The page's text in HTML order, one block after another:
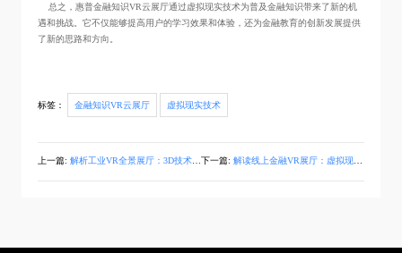
总之，惠普金融知识VR云展厅通过虚拟现实技术为普及金融知识带来了新的机
遇和挑战。它不仅能够提高用户的学习效果和体验，还为金融教育的创新发展提供
了新的思路和方向。
标签： 金融知识VR云展厅 虚拟现实技术
上一篇: 解析工业VR全景展厅：3D技术与3D建模技术的创新融合优势 下一篇: 解读线上金融VR展厅：虚拟现实技术与三维模型、3D建模的有机结合